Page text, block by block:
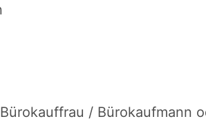
/ Bürokaufmann